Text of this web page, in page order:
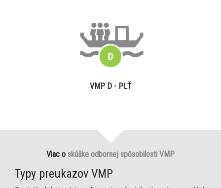
VMP D - PLŤ
Viac o skúške odbornej spôsobilosti VMP
Typy preukazov VMP